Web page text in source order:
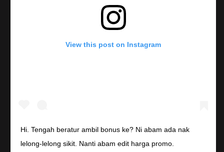
View this post on Instagram
Hi. Tengah beratur ambil bonus ke? Ni abam ada nak
lelong-lelong sikit. Nanti abam edit harga promo.